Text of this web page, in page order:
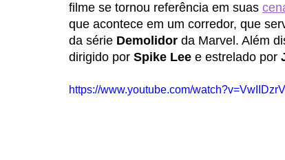
filme se tornou referência em suas
que acontece em um corredor, que
da série Demolidor da Marvel. Além
dirigido por Spike Lee e estrelado por
https://www.youtube.com/